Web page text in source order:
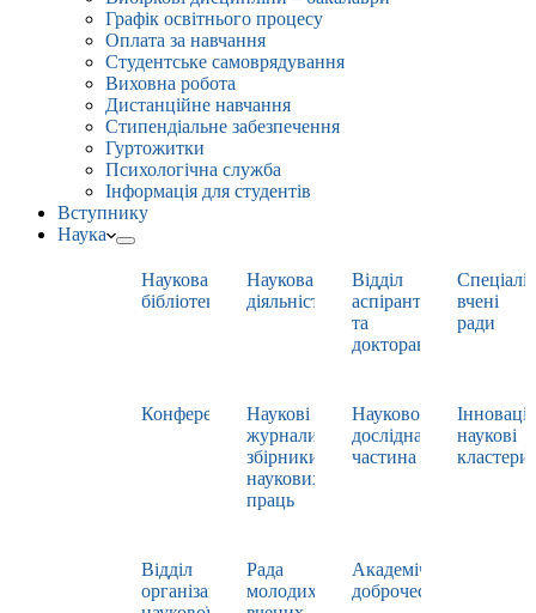
Графік освітнього процесу
Оплата за навчання
Студентське самоврядування
Виховна робота
Дистанційне навчання
Стипендіальне забезпечення
Гуртожитки
Психологічна служба
Інформація для студентів
Вступнику
Наука
Наукова
бібліотека
Наукова
діяльність
Відділ
аспірантури
та
докторантури
вчені
ради
Конференції
Наукові
журнали,
збірники
наукових
праць
Науково-
дослідна
частина
наукові
кластери
Відділ
організації
Рада
молодих
Академічна
доброчесність